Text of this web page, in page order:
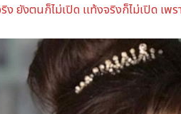
ง ยังตนก็ไม่เปิด แท้งจริงก็ไม่เปิด เพร